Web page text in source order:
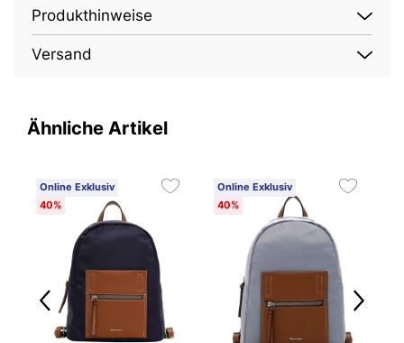
Produkthinweise
Versand
Ähnliche Artikel
Online Exklusiv
40%
Online Exklusiv
40%